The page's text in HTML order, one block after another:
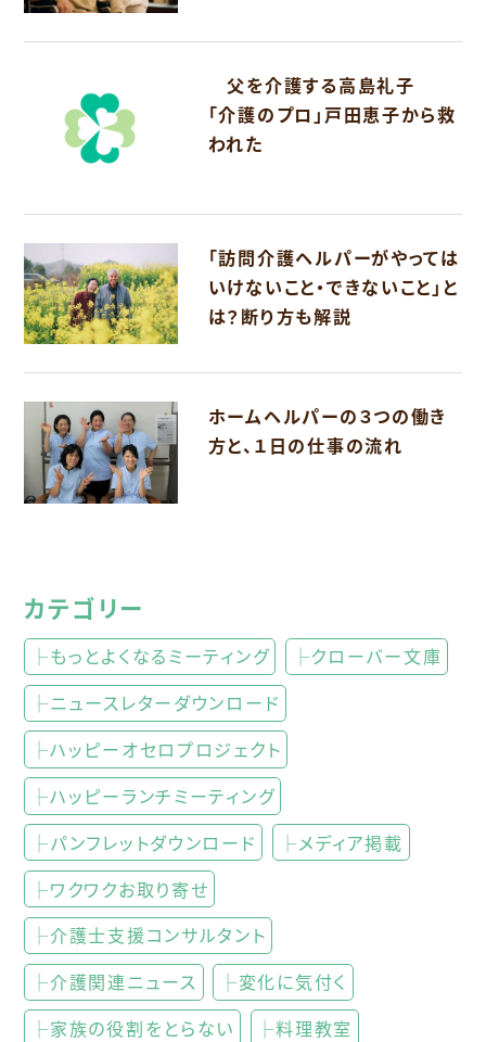
父を介護する高島礼子
「介護のプロ」戸田恵子から救
われた
「訪問介護ヘルパーがやっては
いけないこと・できないこと」と
は？断り方も解説
ホームヘルパーの３つの働き
方と、１日の仕事の流れ
カテゴリー
├もっとよくなるミーティング
├クローバー文庫
├ニュースレターダウンロード
├ハッピーオセロプロジェクト
├ハッピーランチミーティング
├パンフレットダウンロード
├メディア掲載
├ワクワクお取り寄せ
├介護士支援コンサルタント
├介護関連ニュース
├変化に気付く
├家族の役割をとらない
├料理教室